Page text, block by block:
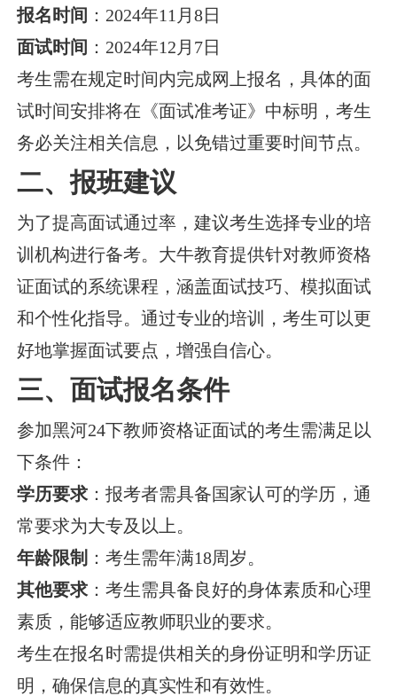
报名时间 ：2024年11月8日
面试时间 ：2024年12月7日
考生需在规定时间内完成网上报名，具体的面
试时间安排将在《面试准考证》中标明，考生
务必关注相关信息，以免错过重要时间节点。
二、报班建议
为了提高面试通过率，建议考生选择专业的培
训机构进行备考。大牛教育提供针对教师资格
证面试的系统课程，涵盖面试技巧、模拟面试
和个性化指导。通过专业的培训，考生可以更
好地掌握面试要点，增强自信心。
三、面试报名条件
参加黑河24下教师资格证面试的考生需满足以
下条件：
学历要求：报考者需具备国家认可的学历，通
常要求为大专及以上。
年龄限制 ：考生需年满18周岁。
其他要求：考生需具备良好的身体素质和心理
素质，能够适应教师职业的要求。
考生在报名时需提供相关的身份证明和学历证
明，确保信息的真实性和有效性。